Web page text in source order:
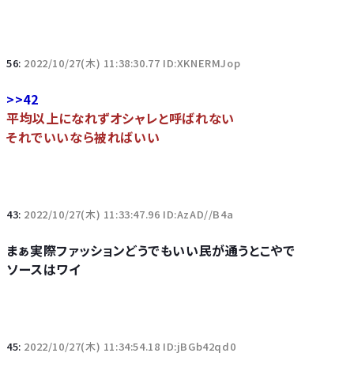
56: 2022/10/27(木) 11:38:30.77 ID:XKNERMJop
>>42
平均以上になれずオシャレと呼ばれない
それでいいなら被ればいい
43: 2022/10/27(木) 11:33:47.96 ID:AzAD//B4a
まぁ実際ファッションどうでもいい民が通うとこやで
ソースはワイ
45: 2022/10/27(木) 11:34:54.18 ID:jBGb42qd0